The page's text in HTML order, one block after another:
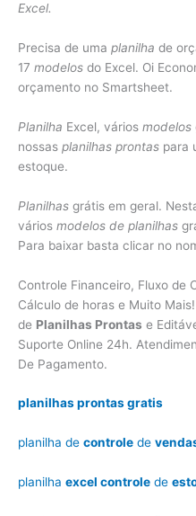
Excel.
Precisa de uma planilha de
17 modelos do Excel. Oi
orçamento no Smartsheet.
Planilha Excel, vários modelos
nossas planilhas prontas para
estoque.
Planilhas grátis em geral.
vários modelos de planilhas
Para baixar basta clicar no
Controle Financeiro, Fluxo de
Cálculo de horas e Muito
de Planilhas Prontas e
Suporte Online 24h.
De Pagamento.
planilhas prontas gratis
planilha de controle de
planilha excel controle de